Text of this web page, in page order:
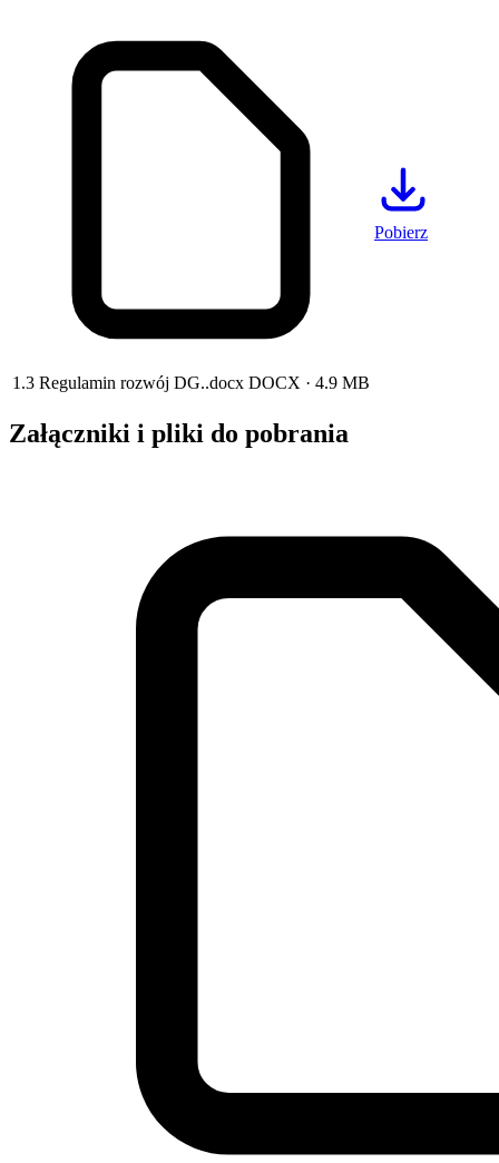
1.3 Regulamin rozwój DG..docx DOCX · 4.9 MB
Pobierz
Załączniki i pliki do pobrania